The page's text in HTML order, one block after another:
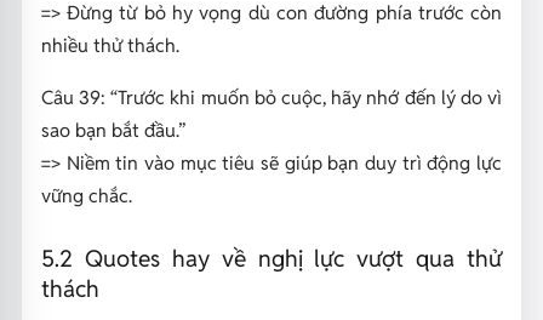
=> Đừng từ bỏ hy vọng dù con đường phía trước còn
nhiều thử thách.
Câu 39: “Trước khi muốn bỏ cuộc, hãy nhớ đến lý do vì
sao bạn bắt đầu.”
=> Niềm tin vào mục tiêu sẽ giúp bạn duy trì động lực
vững chắc.
5.2 Quotes hay về nghị lực vượt qua thử
thách